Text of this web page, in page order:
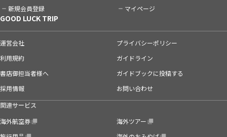
新規会員登録 マイページ
GOOD LUCK TRIP
運営会社
プライバシーポリシー
利用規約
ガイドライン
書店御担当者様へ
ガイドブックに投稿する
採用情報
お問い合わせ
関連サービス
海外航空券
海外ツアー